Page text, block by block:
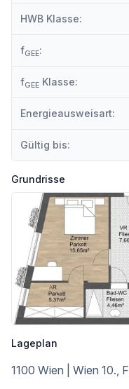
Geldautomat <1.500m
Post <1.500m
Polizei <1.000m
Verkehr
U-Bahn <500m
Straßenbahn <2.500m
Bahnhof <500m
Autobahnanschluss
Angaben Entfernung
HWB Klasse:
fGEE:
fGEE Klasse:
Energieausweisart:
Gültig bis:
Grundrisse
Lageplan
1100 Wien | Wien 10.,